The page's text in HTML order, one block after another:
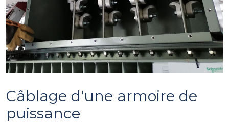
Câblage d'une armoire de
puissance